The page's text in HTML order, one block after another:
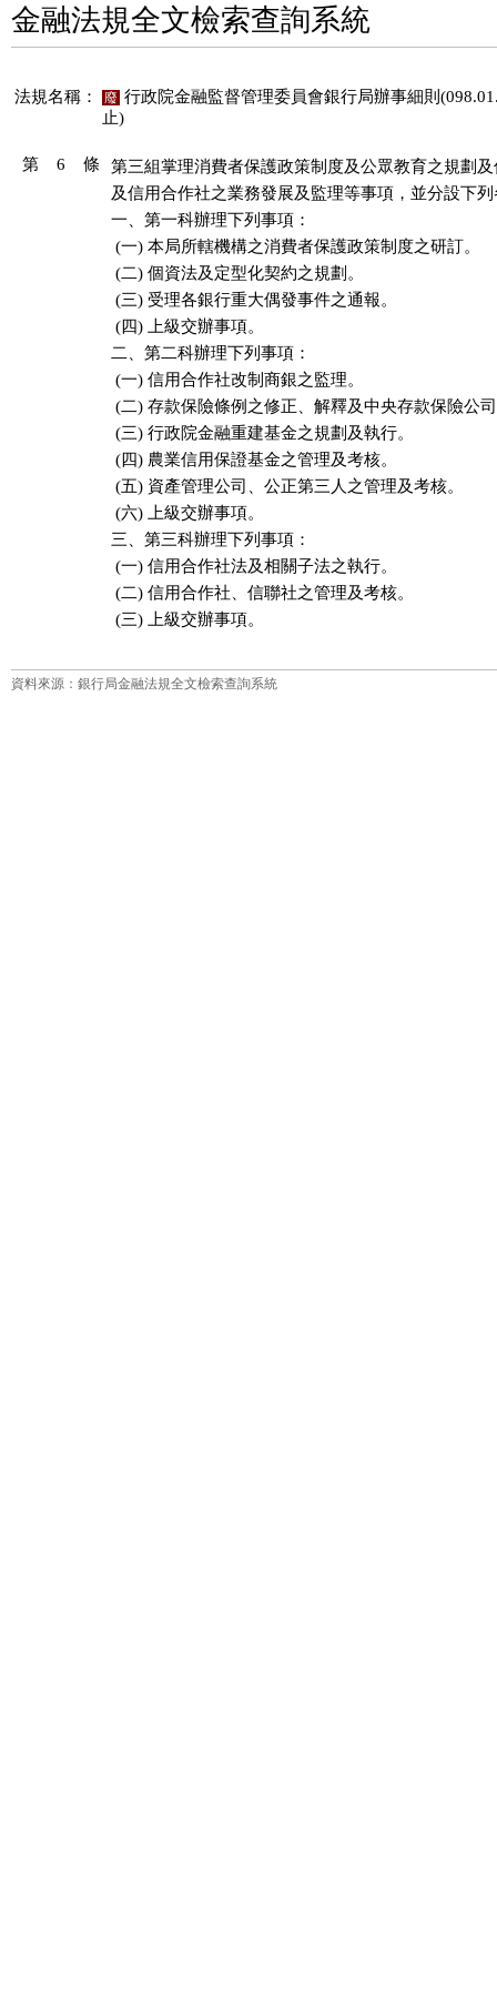
金融法規全文檢索查詢系統
法規名稱： 廢 行政院金融監督管理委員會銀行局辦事細則
止)
第 6 條
第三組掌理消費者保護政策制度及公眾教育之規劃
及信用合作社之業務發展及監理等事項，並分設下
一、第一科辦理下列事項：
(一) 本局所轄機構之消費者保護政策制度之研訂。
(二) 個資法及定型化契約之規劃。
(三) 受理各銀行重大偶發事件之通報。
(四) 上級交辦事項。
二、第二科辦理下列事項：
(一) 信用合作社改制商銀之監理。
(二) 存款保險條例之修正、解釋及中央存款保險公
(三) 行政院金融重建基金之規劃及執行。
(四) 農業信用保證基金之管理及考核。
(五) 資產管理公司、公正第三人之管理及考核。
(六) 上級交辦事項。
三、第三科辦理下列事項：
(一) 信用合作社法及相關子法之執行。
(二) 信用合作社、信聯社之管理及考核。
(三) 上級交辦事項。
資料來源：銀行局金融法規全文檢索查詢系統